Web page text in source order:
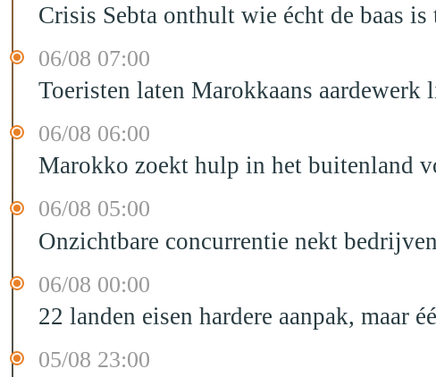
Crisis Sebta onthult wie écht de baas
06/08 07:00
Toeristen laten Marokkaans
06/08 06:00
Marokko zoekt hulp in het buitenland
06/08 05:00
Onzichtbare concurrentie nekt
06/08 00:00
22 landen eisen hardere aanpak, maar
05/08 23:00